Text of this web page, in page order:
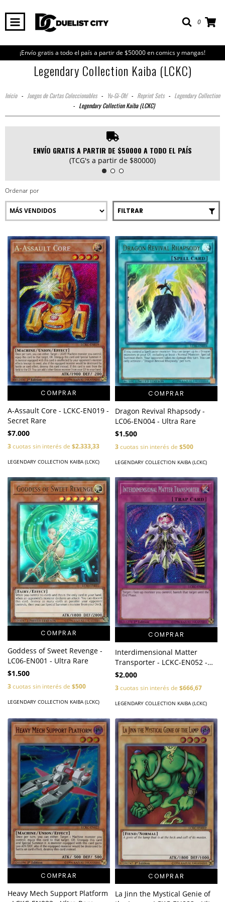
0
¡Envío gratis a todo el país a partir de $50000 en comics y mangas!
Legendary Collection Kaiba (LCKC)
Inicio - Juegos de Cartas Coleccionables - Yu-Gi-Oh! - Reprint Sets - Legendary Collection
- Legendary Collection Kaiba (LCKC)
ENVÍO GRATIS A PARTIR DE $50000 A TODO EL PAÍS
(TCG's a partir de $80000)
Ordenar por
FILTRAR
COMPRAR
A-Assault Core - LCKC-EN019 -
Secret Rare
$7.000
3cuotas sin interés de $2.333,33
LEGENDARY COLLECTION KAIBA (LCKC)
COMPRAR
Dragon Revival Rhapsody -
LC06-EN004 - Ultra Rare
$1.500
3cuotas sin interés de $500
LEGENDARY COLLECTION KAIBA (LCKC)
COMPRAR
Goddess of Sweet Revenge -
LC06-EN001 - Ultra Rare
$1.500
3cuotas sin interés de $500
LEGENDARY COLLECTION KAIBA (LCKC)
COMPRAR
Interdimensional Matter
Transporter - LCKC-EN052 -
Secret Rare
$2.000
3cuotas sin interés de $666,67
LEGENDARY COLLECTION KAIBA (LCKC)
COMPRAR
Heavy Mech Support Platform
COMPRAR
La Jinn the Mystical Genie of